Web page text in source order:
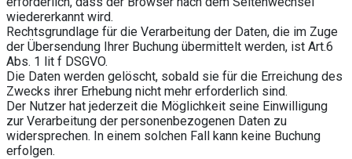
wiedererkannt wird.
Rechtsgrundlage für die Verarbeitung der Daten, die im Zuge
der Übersendung Ihrer Buchung übermittelt werden, ist Art.6
Abs. 1 lit f DSGVO.
Die Daten werden gelöscht, sobald sie für die Erreichung des
Zwecks ihrer Erhebung nicht mehr erforderlich sind.
Der Nutzer hat jederzeit die Möglichkeit seine Einwilligung
zur Verarbeitung der personenbezogenen Daten zu
widersprechen. In einem solchen Fall kann keine Buchung
erfolgen.